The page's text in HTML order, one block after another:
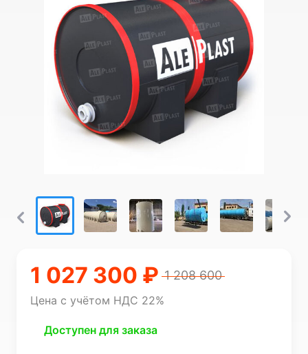
1 027 300 ₽ 1 208 600
Цена с учётом НДС 22%
Доступен для заказа